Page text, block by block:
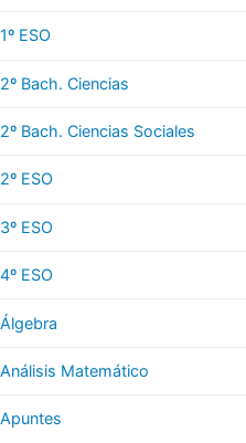
1º ESO
2º Bach. Ciencias
2º Bach. Ciencias Sociales
2º ESO
3º ESO
4º ESO
Álgebra
Análisis Matemático
Apuntes